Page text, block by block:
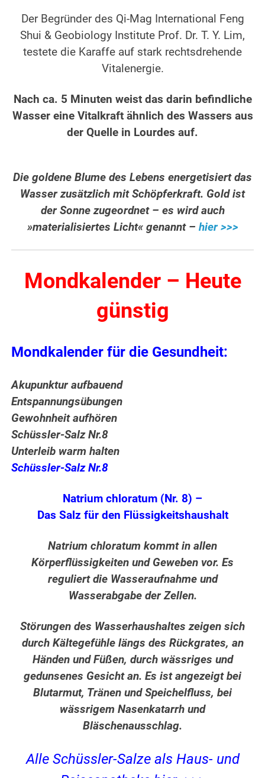
Der Begründer des Qi-Mag International Feng
Shui & Geobiology Institute Prof. Dr. T. Y. Lim,
testete die Karaffe auf stark rechtsdrehende
Vitalenergie.
Nach ca. 5 Minuten weist das darin befindliche
Wasser eine Vitalkraft ähnlich des Wassers aus
der Quelle in Lourdes auf.
Die goldene Blume des Lebens energetisiert das
Wasser zusätzlich mit Schöpferkraft. Gold ist
der Sonne zugeordnet – es wird auch
»materialisiertes Licht« genannt – hier >>>
Mondkalender – Heute
günstig
Mondkalender für die Gesundheit:
Akupunktur aufbauend
Entspannungsübungen
Gewohnheit aufhören
Schüssler-Salz Nr.8
Unterleib warm halten
Schüssler-Salz Nr.8
Natrium chloratum (Nr. 8) –
Das Salz für den Flüssigkeitshaushalt
Natrium chloratum kommt in allen
Körperflüssigkeiten und Geweben vor. Es
reguliert die Wasseraufnahme und
Wasserabgabe der Zellen.
Störungen des Wasserhaushaltes zeigen sich
durch Kältegefühle längs des Rückgrates, an
Händen und Füßen, durch wässriges und
gedunsenes Gesicht an. Es ist angezeigt bei
Blutarmut, Tränen und Speichelfluss, bei
wässrigem Nasenkatarrh und
Bläschenausschlag.
Alle Schüssler-Salze als Haus- und